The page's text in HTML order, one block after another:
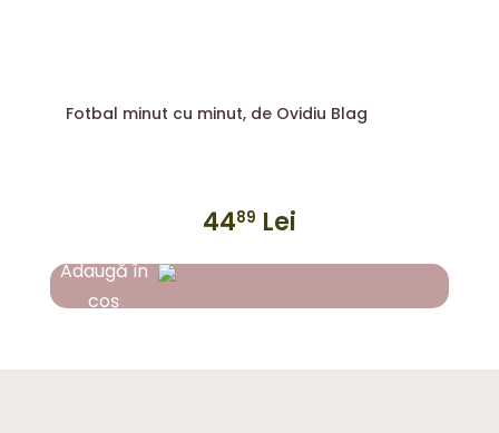
Fotbal minut cu minut, de Ovidiu Blag
4489 Lei
Adaugă în
coș